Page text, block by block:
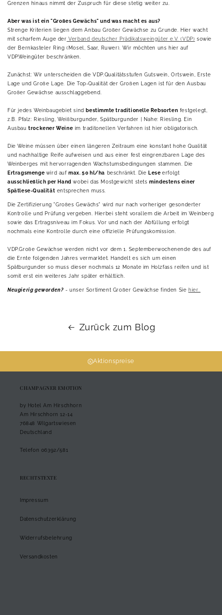
Grenzen hinaus nimmt der Zuspruch für diese stetig weiter zu.
Aber was ist ein "Großes Gewächs" und was macht es aus?
Strenge Kriterien liegen dem Anbau Großer Gewächse zu Grunde. Hier wacht
mit scharfem Auge der Verband deutscher Prädikatsweingüter e.V. (VDP) sowie
der Bernkasteler Ring (Mosel, Saar, Ruwer). Wir möchten uns hier auf
VDP.Weingüter beschränken.
Zunächst: Wir unterscheiden die VDP.Qualitätsstufen Gutswein, Ortswein, Erste
Lage und Große Lage. Die Top-Qualität der Großen Lagen ist für den Ausbau
Großer Gewächse ausschlaggebend.
Für jedes Weinbaugebiet sind bestimmte traditionelle Rebsorten festgelegt,
z.B. Pfalz: Riesling, Weißburgunder, Spätburgunder | Nahe: Riesling. Ein
Ausbautrockener Weine im traditonellen Verfahren ist hier obligatorisch.
Die Weine müssen über einen längeren Zeitraum eine konstant hohe Qualität
und nachhaltige Reife aufweisen und aus einer fest eingrenzbaren Lage des
Weinberges mit hervorragenden Wachstumsbedingungen stammen. Die
Ertragsmenge wird aufmax. 50 hl/ha beschränkt. Die Leseerfolgt
ausschließlich per Hand wobei das Mostgewicht stetsmindestens einer
Spätlese-Qualität entsprechen muss.
Die Zertifizierung "Großes Gewächs" wird nur nach vorheriger gesonderter
Kontrolle und Prüfung vergeben. Hierbei steht vorallem die Arbeit im Weinberg
sowie das Ertragsniveau im Fokus. Vor und nach der Abfüllung erfolgt
nochmals eine Kontrolle durch eine offizielle Prüfungskomission.
VDP.Große Gewächse werden nicht vor dem 1. Septemberwochenende des auf
die Ernte folgenden Jahres vermarktet. Handelt es sich um einen
Spätburgunder so muss dieser nochmals 12 Monate im Holzfass reifen und ist
somit erst ein weiteres Jahr später erhältlich.
Neugierig geworden? - unser Sortiment Großer Gewächse finden Sie hier..
Zurück zum Blog
Aktionspreise
CHAMPAGNER EMOTION
by Hotel Am Hirschhorn
Am Hirschhorn 12-14
76848 Wilgartswiesen
Deutschland
Telefon 06392/581
RECHTSTEXTE
Impressum
Datenschutzerklärung
Widerrufsbelehrung
Versandkosten